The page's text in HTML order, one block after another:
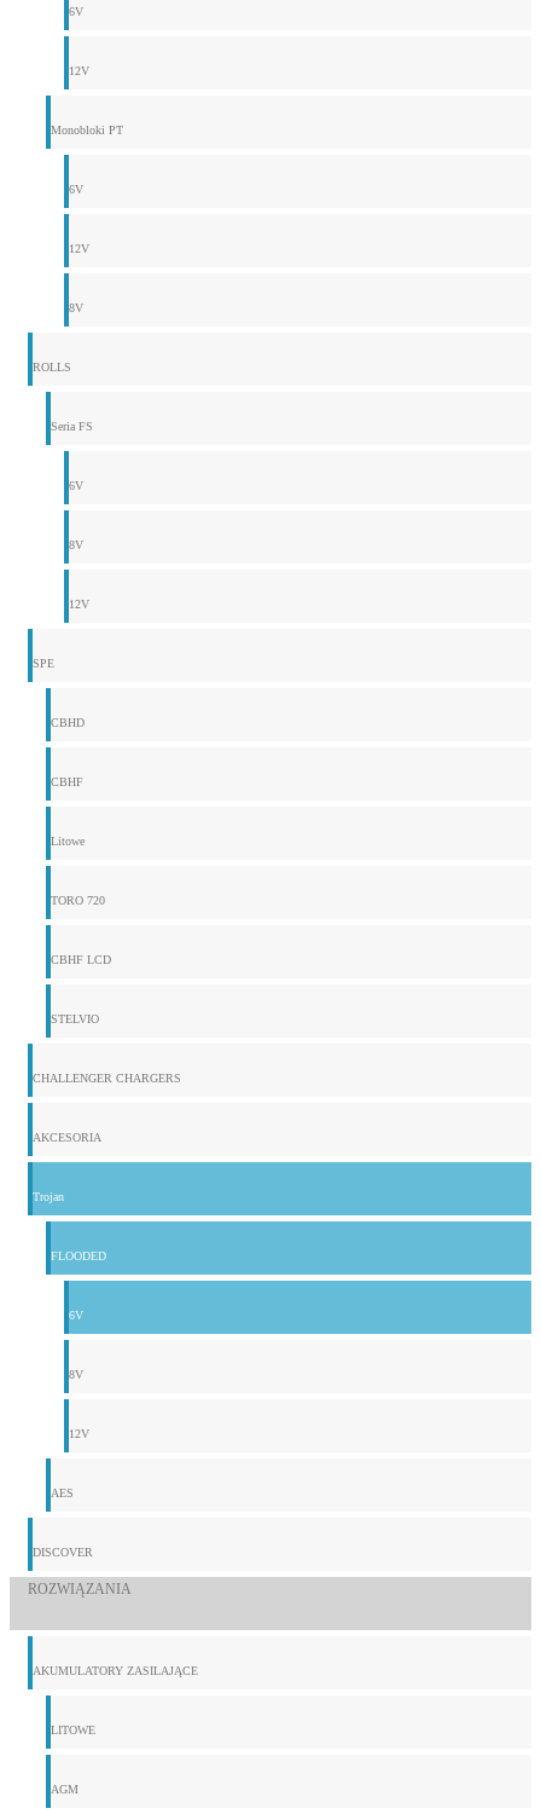
6V
12V
Monobloki PT
6V
12V
8V
ROLLS
Seria FS
6V
8V
12V
SPE
CBHD
CBHF
Litowe
TORO 720
CBHF LCD
STELVIO
CHALLENGER CHARGERS
AKCESORIA
Trojan
FLOODED
6V
8V
12V
AES
DISCOVER
ROZWIĄZANIA
AKUMULATORY ZASILAJĄCE
LITOWE
AGM